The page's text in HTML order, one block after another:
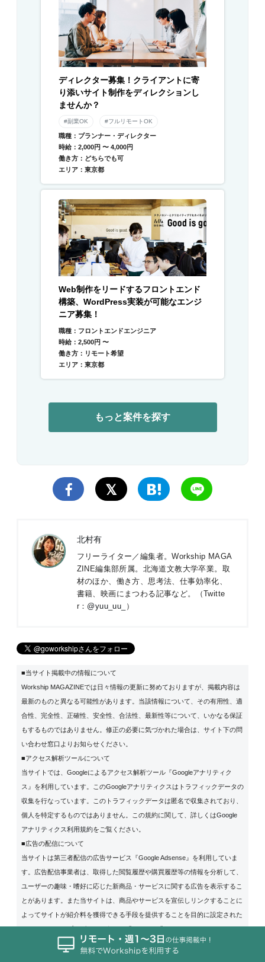
ディレクター募集！クライアントに寄
り添いサイト制作をディレクションし
ませんか？
#副業OK #フルリモートOK
職種：プランナー・ディレクター
時給：2,000円 〜 4,000円
働き方：どちらでも可
エリア：東京都
Web制作をリードするフロントエンド
構築、WordPress実装が可能なエンジ
ニア募集！
職種：フロントエンドエンジニア
時給：2,500円 〜
働き方：リモート希望
エリア：東京都
もっと案件を探す
北村有
フリーライター／編集者。Workship MAGA
ZINE編集部所属。北海道文教大学卒業。取
材のほか、働き方、思考法、仕事効率化、
書籍、映画にまつわる記事など。（Twitte
r： @yuu_uu_ ）
■当サイト掲載中の情報について
Workship MAGAZINEでは日々情報の更新に努めておりますが、掲載内容は
最新のものと異なる可能性があります。当該情報について、その有用性、適
合性、完全性、正確性、安全性、合法性、最新性等について、いかなる保証
もするものではありません。修正の必要に気づかれた場合は、サイト下の問
い合わせ窓口よりお知らせください。
■アクセス解析ツールについて
当サイトでは、Googleによるアクセス解析ツール『Googleアナリティク
ス』を利用しています。このGoogleアナリティクスはトラフィックデータの
収集を行なっています。このトラフィックデータは匿名で収集されており、
個人を特定するものではありません。この規約に関して、詳しくはGoogle
アナリティクス利用規約をご覧ください。
■広告の配信について
当サイトは第三者配信の広告サービス『Google Adsense』を利用していま
す。広告配信事業者は、取得した閲覧履歴や購買履歴等の情報を分析して、
ユーザーの趣味・嗜好に応じた新商品・サービスに関する広告を表示するこ
とがあります。また当サイトは、商品やサービスを宣伝しリンクすることに
よってサイトが紹介料を獲得できる手段を提供することを目的に設定された
アフィリエイトプログラムである、『A8.net』『もしもアフィリエイト』
『afb』『アクセストレード』『バリューコマース』『レントラックス』『fe